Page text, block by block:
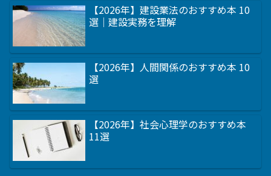
【2026年】建設業法のおすすめ本 10
選｜建設実務を理解
【2026年】人間関係のおすすめ本 10
選
【2026年】社会心理学のおすすめ本
11選